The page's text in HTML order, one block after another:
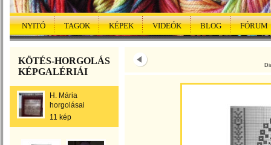
NYITÓ TAGOK KÉPEK VIDEÓK BLOG FÓRUM
KÖTÉS-HORGOLÁS
KÉPGALÉRIÁI
H. Mária
horgolásai
11 kép